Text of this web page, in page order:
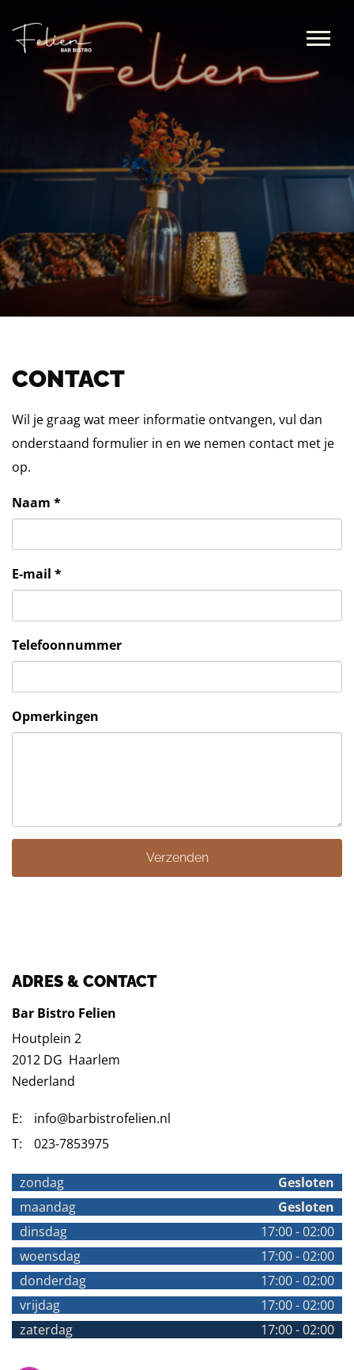
CONTACT
Wil je graag wat meer informatie ontvangen, vul dan
onderstaand formulier in en we nemen contact met je
op.
Naam *
E-mail *
Telefoonnummer
Opmerkingen
Verzenden
ADRES & CONTACT
Bar Bistro Felien
Houtplein 2
2012 DG Haarlem
Nederland
E:
info@barbistrofelien.nl
T:
023-7853975
zondag
Gesloten
maandag
Gesloten
dinsdag
17:00-02:00
woensdag
17:00-02:00
donderdag
17:00-02:00
vrijdag
17:00-02:00
zaterdag
17:00-02:00